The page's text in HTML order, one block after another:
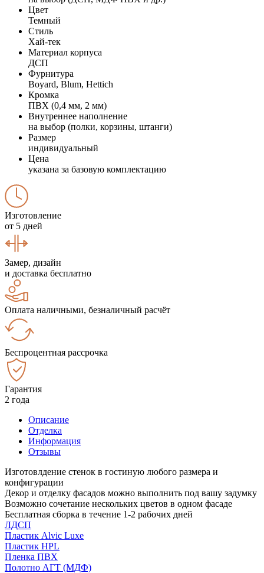
Цвет
Темный
Стиль
Хай-тек
Материал корпуса
ДСП
Фурнитура
Boyard, Blum, Hettich
Кромка
ПВХ (0,4 мм, 2 мм)
Внутреннее наполнение
на выбор (полки, корзины, штанги)
Размер
индивидуальный
Цена
указана за базовую комплектацию
Изготовление
от 5 дней
Замер, дизайн
и доставка бесплатно
Оплата наличными, безналичный расчёт
Беспроцентная рассрочка
Гарантия
2 года
Описание
Отделка
Информация
Отзывы
Изготовлдение стенок в гостиную любого размера и
конфигурации
Декор и отделку фасадов можно выполнить под вашу задумку
Возможно сочетание нескольких цветов в одном фасаде
Бесплатная сборка в течение 1-2 рабочих дней
ЛДСП
Пластик Alvic Luxe
Пластик HPL
Пленка ПВХ
Полотно АГТ (МДФ)